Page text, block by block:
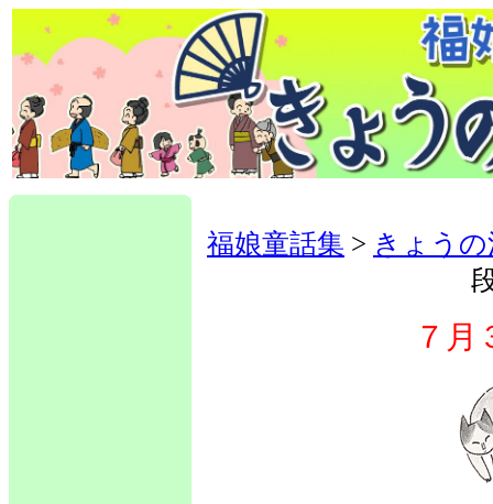
福娘童話集 > きょう
７月